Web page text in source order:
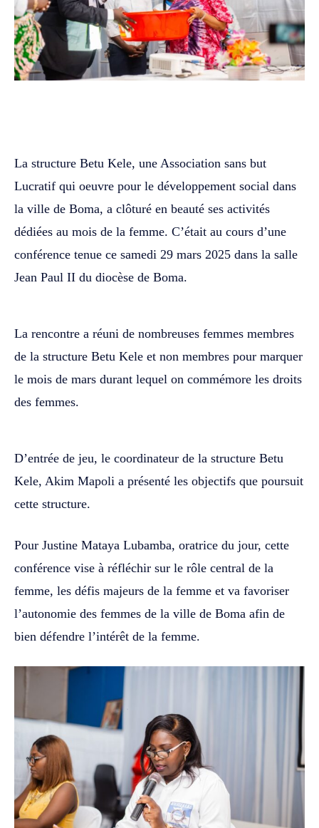
La structure Betu Kele, une Association sans but
Lucratif qui oeuvre pour le développement social dans
la ville de Boma, a clôturé en beauté ses activités
dédiées au mois de la femme. C’était au cours d’une
conférence tenue ce samedi 29 mars 2025 dans la salle
Jean Paul II du diocèse de Boma.
La rencontre a réuni de nombreuses femmes membres
de la structure Betu Kele et non membres pour marquer
le mois de mars durant lequel on commémore les droits
des femmes.
D’entrée de jeu, le coordinateur de la structure Betu
Kele, Akim Mapoli a présenté les objectifs que poursuit
cette structure.
Pour Justine Mataya Lubamba, oratrice du jour, cette
conférence vise à réfléchir sur le rôle central de la
femme, les défis majeurs de la femme et va favoriser
l’autonomie des femmes de la ville de Boma afin de
bien défendre l’intérêt de la femme.